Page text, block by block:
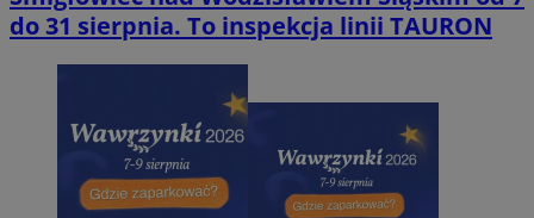
do 31 sierpnia. To inspekcja linii TAURON